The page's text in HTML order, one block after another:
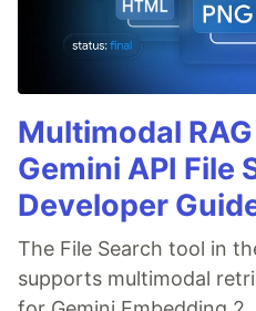
Multimodal
Gemini API File
Developer
The File Search tool in
supports multimodal